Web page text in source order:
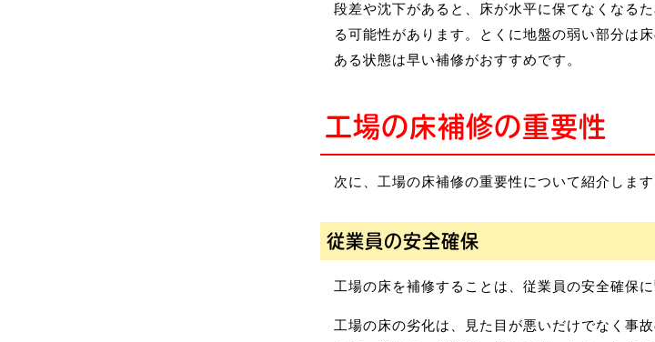
段差や沈下があると、床が水平に保てなくなる
る可能性があります。とくに地盤の弱い部分は
ある状態は早い補修がおすすめです。
工場の床補修の重要性
次に、工場の床補修の重要性について紹介します
従業員の安全確保
工場の床を補修することは、従業員の安全確保に
工場の床の劣化は、見た目が悪いだけでなく事